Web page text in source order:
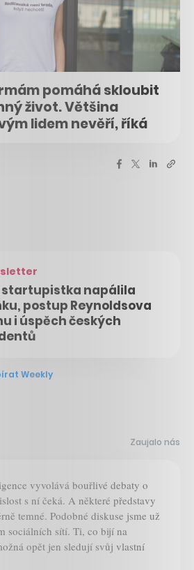
pomáhá skloubit
život. Většina
lidem nevěří, říká
startupistka napálila
postup Reynoldsova
i úspěch českých
Weekly
Zaujalo nás
vyvolává bouřlivé debaty o
s ní čeká. A některé představy
temné. Podobné diskuse jsme už
sociálních sítí. Ti, co bijí na
opět jen sledují svůj vlastní